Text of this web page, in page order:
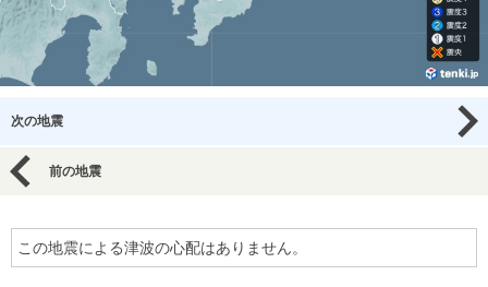
次の地震
前の地震
この地震による津波の心配はありません。